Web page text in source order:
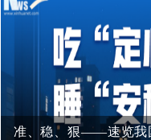
准、稳、狠——速览我